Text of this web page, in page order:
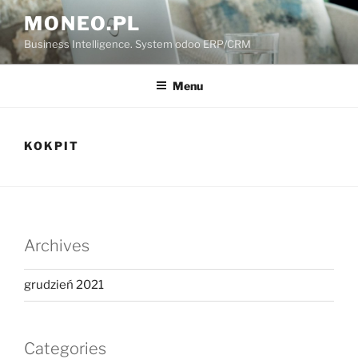
Przejdź
do
treści
MONEO.PL
Business Intelligence. System odoo ERP/CRM
Menu
KOKPIT
Archives
grudzień 2021
Categories